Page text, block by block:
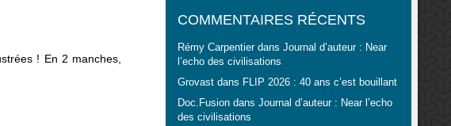
! En 2 manches,
COMMENTAIRES RÉCENTS
Rémy Carpentierdans Journal d’auteur : Near
l’echo des civilisations
Grovastdans FLIP 2026 : 40 ans c’est bouillant
Doc.Fusiondans Journal d’auteur : Near l’echo
des civilisations